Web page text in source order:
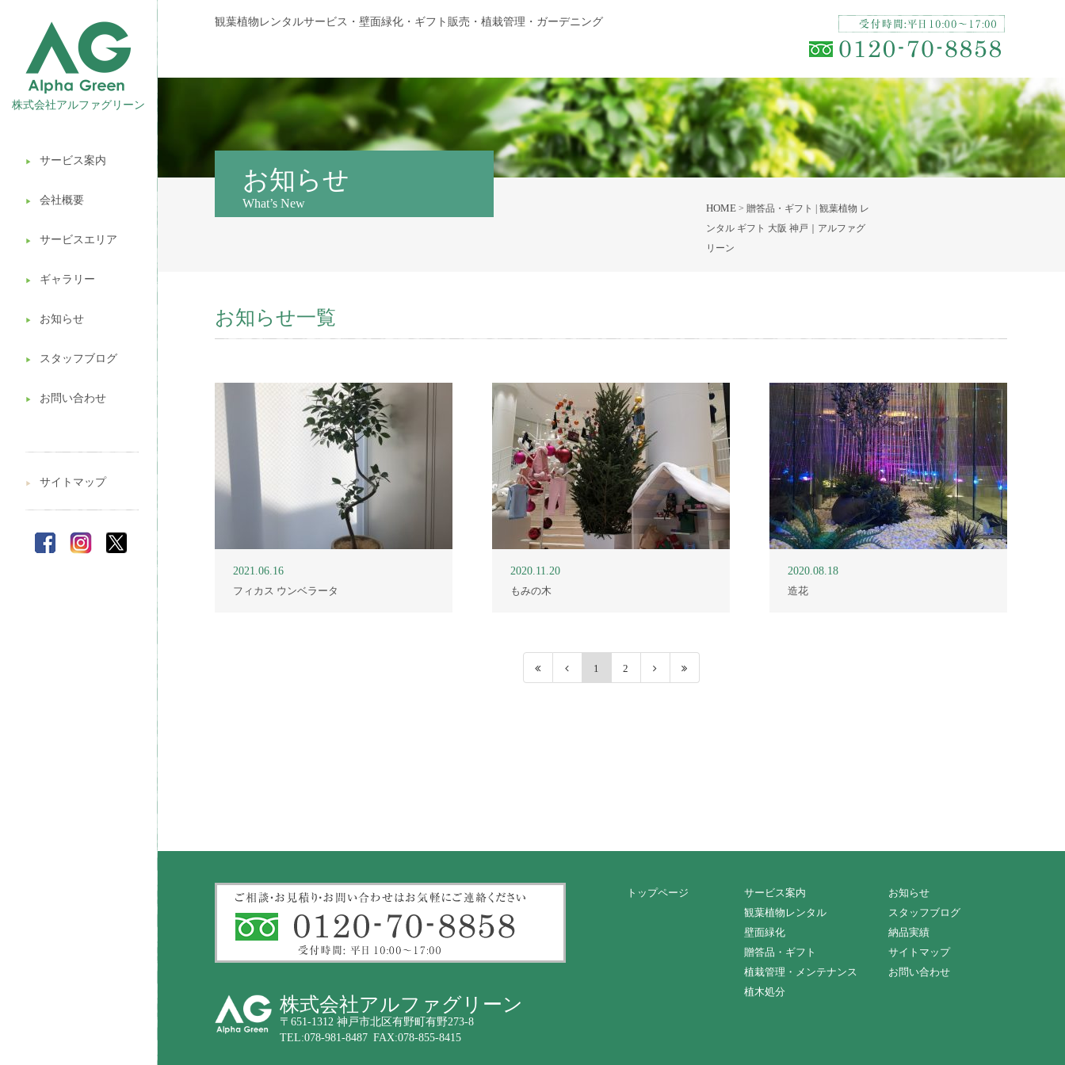
株式会社アルファグリーン
▶︎ サービス案内
▶︎ 会社概要
▶︎ サービスエリア
▶︎ ギャラリー
▶︎ お知らせ
▶︎ スタッフブログ
▶︎ お問い合わせ
観葉植物レンタル
壁面緑化
ギフト販売
造園ガーデニング
植木処分
▶︎ サイトマップ
観葉植物レンタルサービス・壁面緑化・ギフト販売・植栽管理・ガーデニング
お知らせ
What’s New HOME
贈答品・ギフト | 観葉植物 レ
ンタル ギフト 大阪 神戸｜アルファグ
リーン
お知らせ一覧
2021.06.16
フィカス ウンベラータ
2020.11.20
もみの木
2020.08.18
造花
1 2
株式会社アルファグリーン
〒651-1312 神戸市北区有野町有野273-8
TEL:078-981-8487 FAX:078-855-8415
トップページ
サービス案内
観葉植物レンタル
壁面緑化
贈答品・ギフト
植栽管理・メンテナンス
植木処分
お知らせ
スタッフブログ
納品実績
サイトマップ
お問い合わせ